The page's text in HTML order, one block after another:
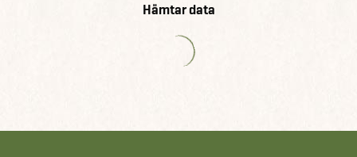
Hämtar data